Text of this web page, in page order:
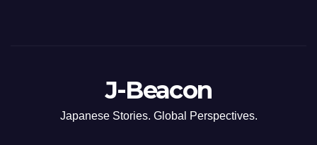
J-Beacon
Japanese Stories. Global Perspectives.